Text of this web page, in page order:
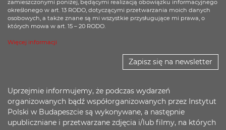
zamieszczonymi poniżej, będącymi realizacją obowiązku informacyjnego
określonego w art. 13 RODO, dotyczącymi przetwarzania moich danych
osobowych, a także znane są mi wszystkie przysługujące mi prawa, o
których mowa w art. 15 – 20 RODO.
Więcej informacji
Zapisz się na newsletter
Uprzejmie informujemy, że podczas wydarzeń
organizowanych bądź współorganizowanych przez Instytut
Polski w Budapeszcie są wykonywane, a następnie
upubliczniane i przetwarzane zdjęcia i/lub filmy, na których